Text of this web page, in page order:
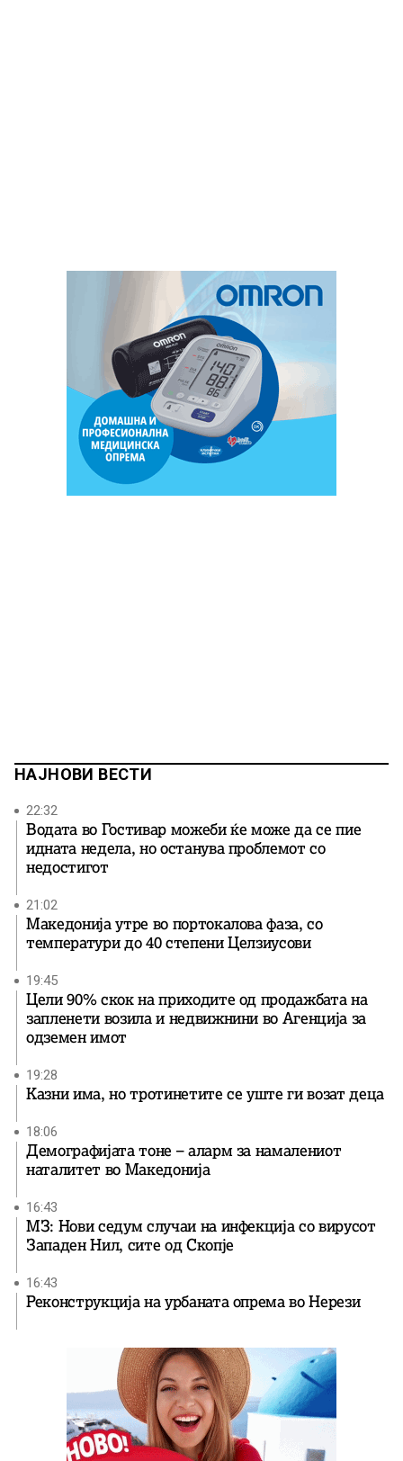
НАЈНОВИ ВЕСТИ
22:32
Водата во Гостивар можеби ќе може да се пие
идната недела, но останува проблемот со
недостигот
21:02
Македонија утре во портокалова фаза, со
температури до 40 степени Целзиусови
19:45
Цели 90% скок на приходите од продажбата на
запленети возила и недвижнини во Агенција за
одземен имот
19:28
Казни има, но тротинетите се уште ги возат деца
18:06
Демографијата тоне – аларм за намалениот
наталитет во Македонија
16:43
МЗ: Нови седум случаи на инфекција со вирусот
Западен Нил, сите од Скопје
16:43
Реконструкција на урбаната опрема во Нерези